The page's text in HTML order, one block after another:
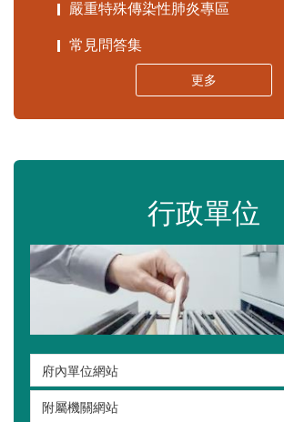
嚴重特殊傳染性肺炎專區
常見問答集
更多
行政單位